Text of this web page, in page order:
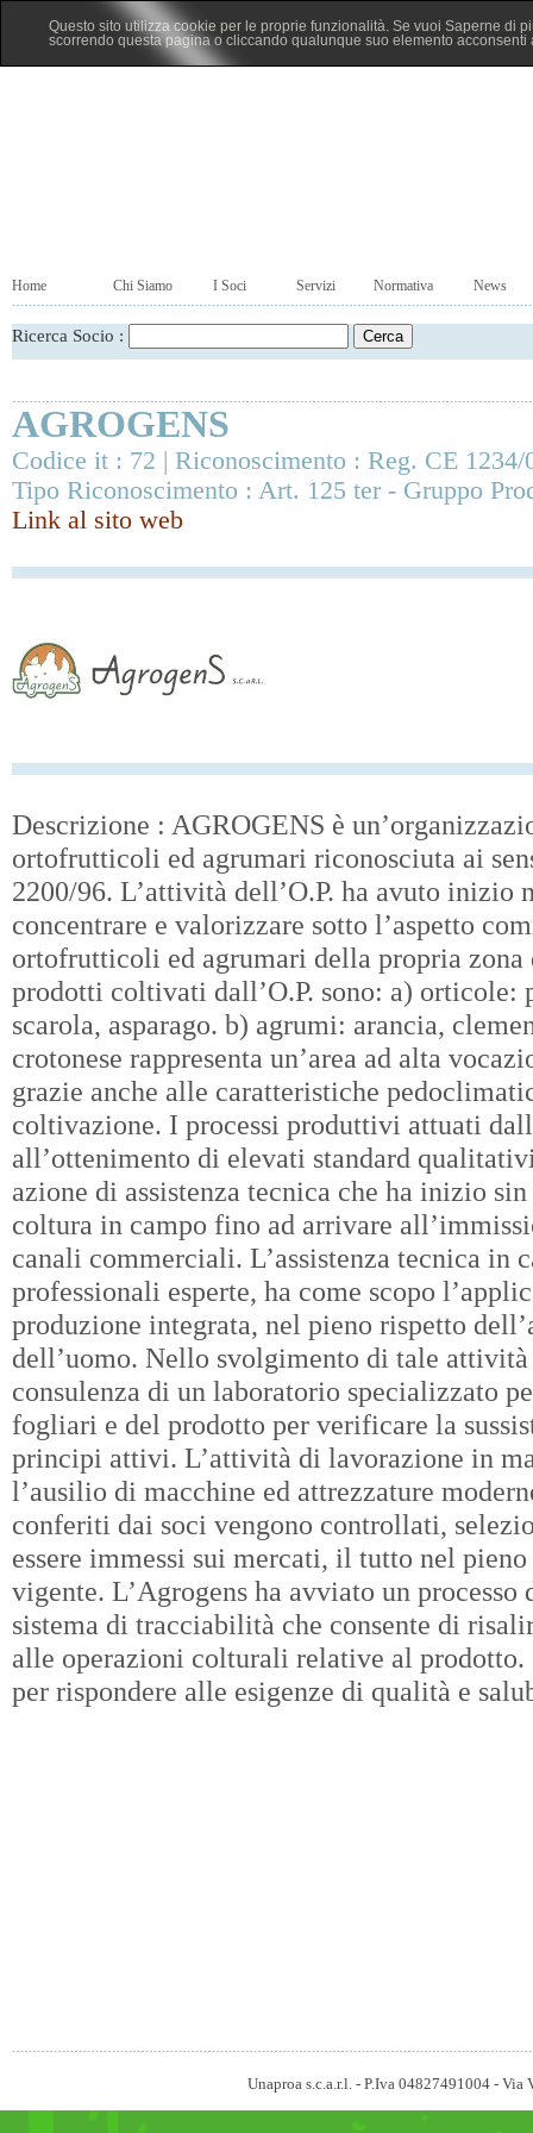
Questo sito utilizza cookie per le proprie funzionalità. Se vuoi Saperne di
scorrendo questa pagina o cliccando qualunque suo elemento acconsenti
Home Chi Siamo I Soci Servizi Normativa News
Ricerca Socio :
AGROGENS
Codice it : 72 | Riconoscimento : Reg. CE 1234/
Tipo Riconoscimento : Art. 125 ter - Gruppo
Link al sito web
Descrizione : AGROGENS è
ortofrutticoli ed agrumari riconosciuta ai
2200/96. L’attività dell’O.P. ha avuto inizio
concentrare e valorizzare sotto l’aspetto
ortofrutticoli ed agrumari della propria
prodotti coltivati dall’O.P. sono: a) orticole:
scarola, asparago. b) agrumi: arancia,
crotonese rappresenta un’area ad alta
grazie anche alle caratteristiche
coltivazione. I processi produttivi attuati
all’ottenimento di elevati standard
azione di assistenza tecnica che ha inizio
coltura in campo fino ad arrivare
canali commerciali. L’assistenza tecnica in
professionali esperte, ha come scopo
produzione integrata, nel pieno rispetto
dell’uomo. Nello svolgimento di tale attività
consulenza di un laboratorio specializzato
fogliari e del prodotto per verificare la
principi attivi. L’attività di lavorazione in
l’ausilio di macchine ed attrezzature
conferiti dai soci vengono controllati,
essere immessi sui mercati, il tutto nel
vigente. L’Agrogens ha avviato un
sistema di tracciabilità che consente di
alle operazioni colturali relative al
per rispondere alle esigenze di qualità e
Unaproa s.c.a.r.l. - P.Iva 04827491004 -